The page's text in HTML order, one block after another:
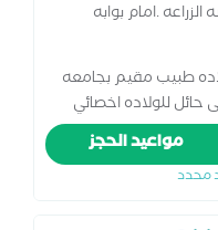
.امام بوابه
طبيب مقيم بجامعه
للولاده اخصائي
استشاري امراض
رئيس وحده
دقيق امراض الدم
مواعيد الحجز
محدد